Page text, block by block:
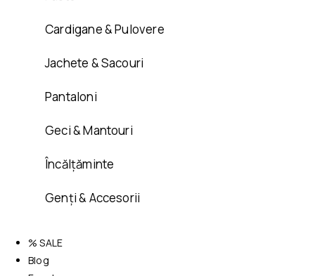
Cardigane & Pulovere
Jachete & Sacouri
Pantaloni
Geci & Mantouri
Încălțăminte
Genți & Accesorii
% SALE
Blog